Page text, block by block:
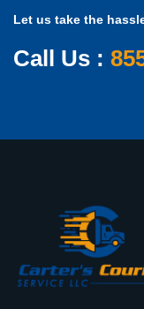
Let us take the
Call Us :